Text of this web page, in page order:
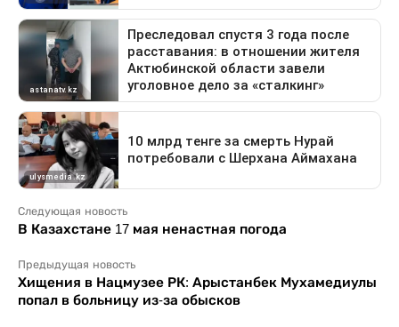
Следующая новость
В Казахстане 17 мая ненастная погода
Предыдущая новость
Хищения в Нацмузее РК: Арыстанбек Мухамедиулы
попал в больницу из-за обысков